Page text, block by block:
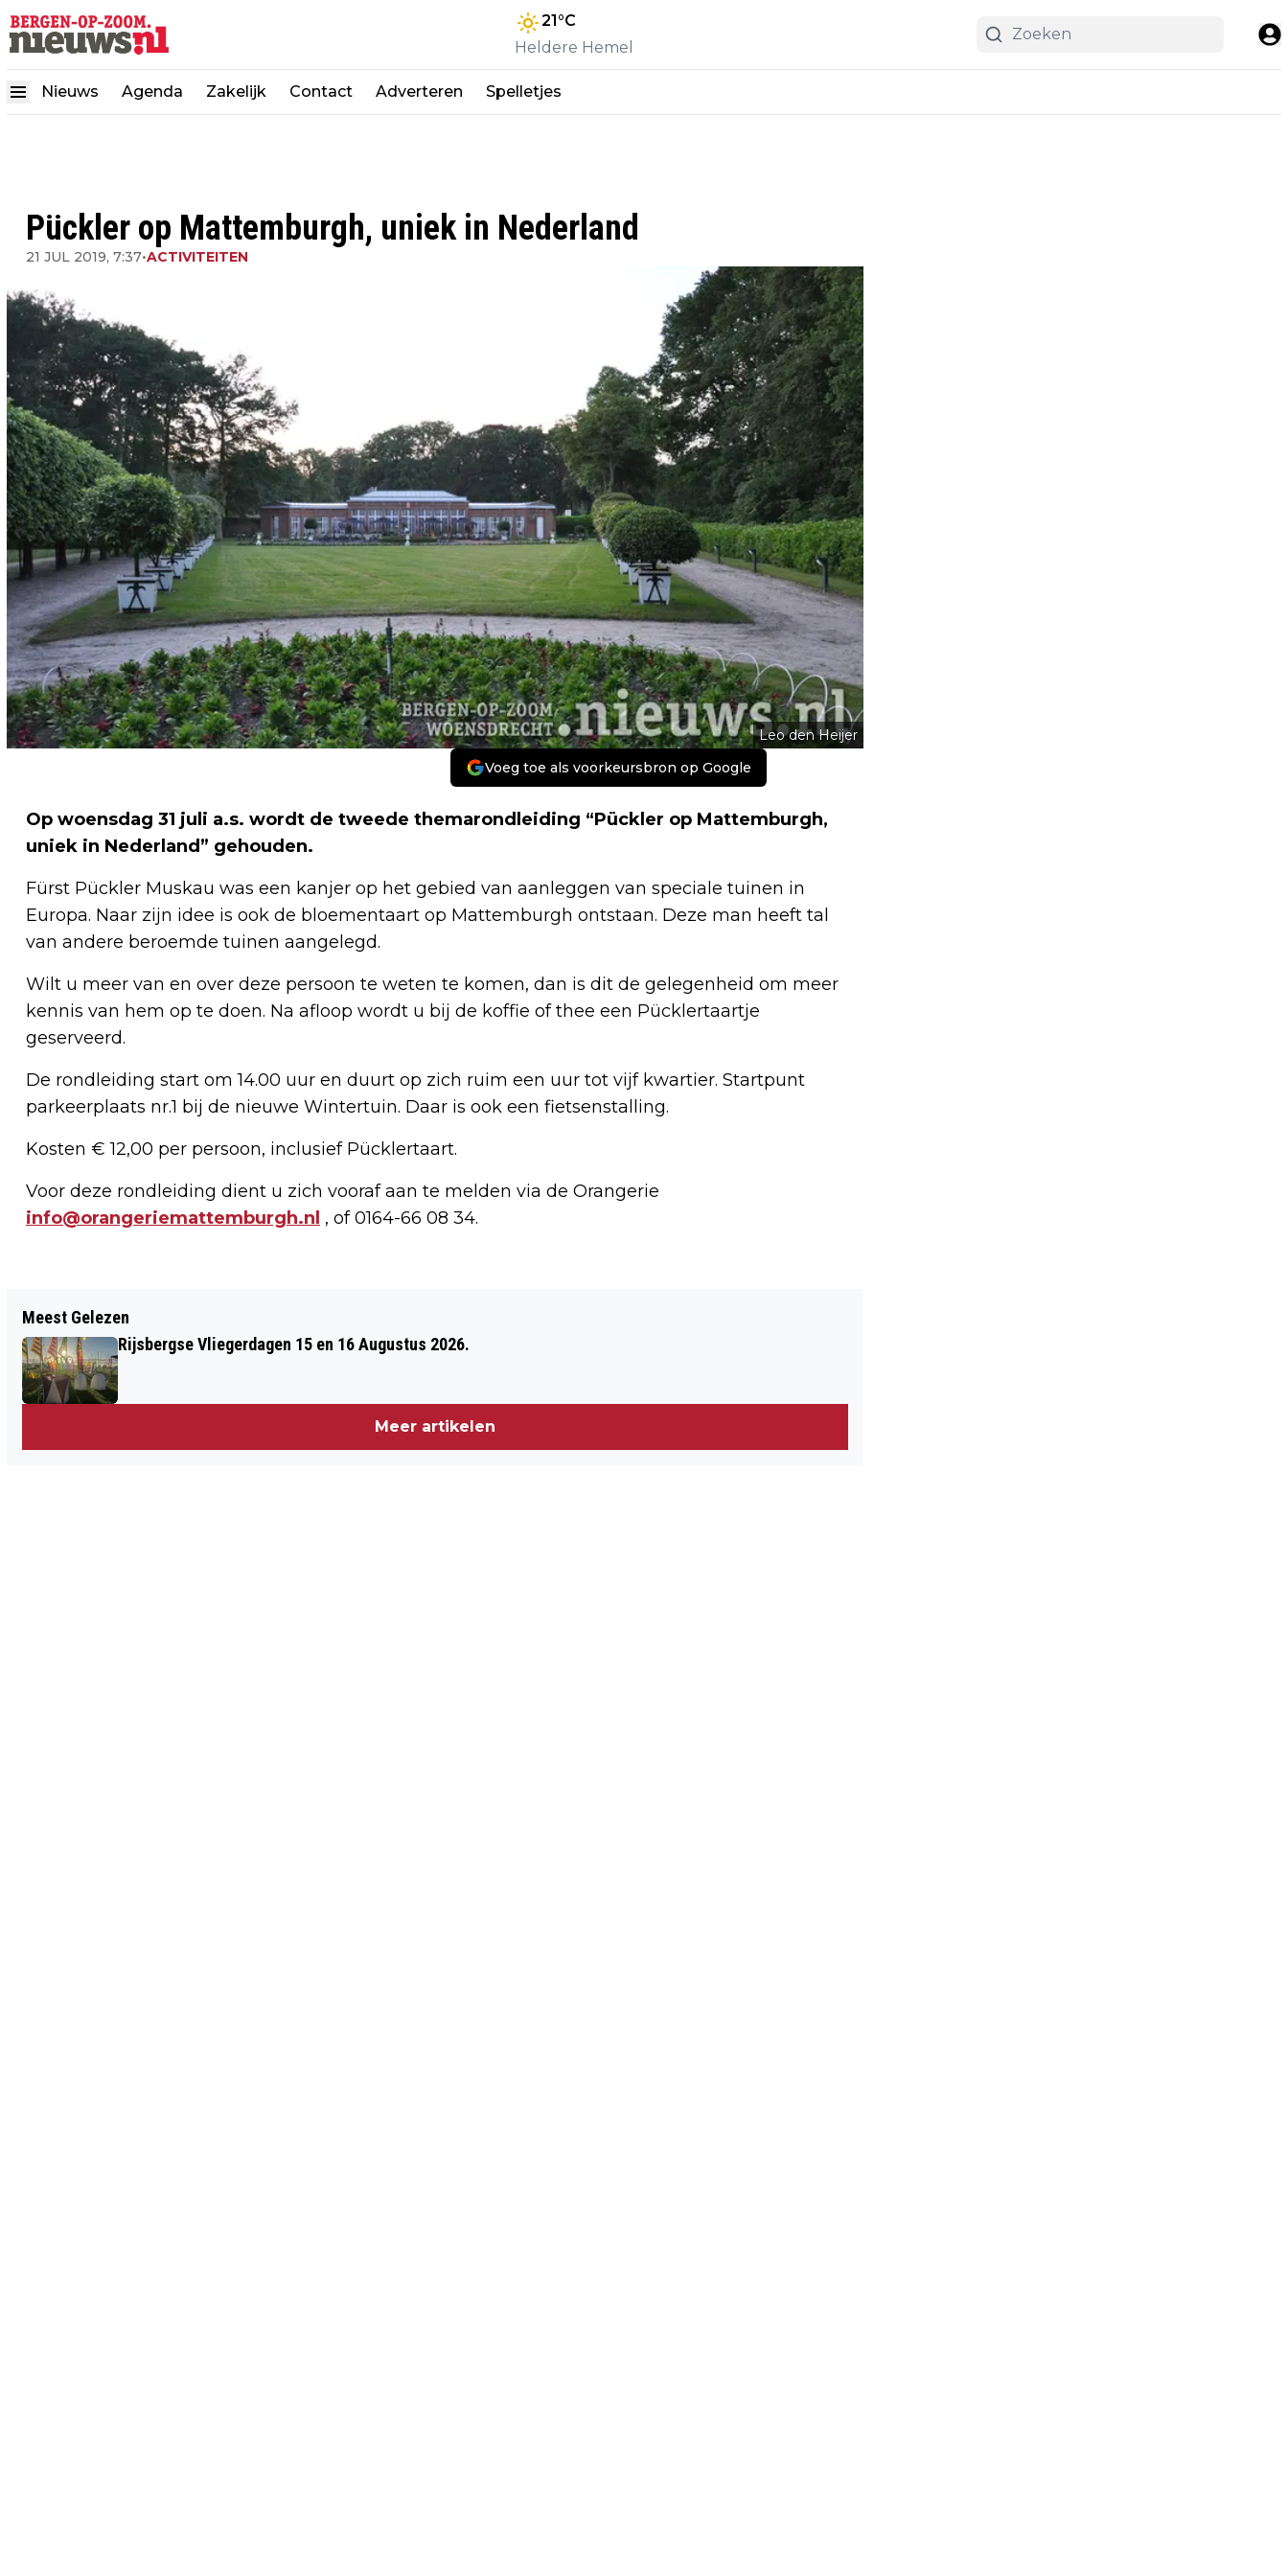
21°C
Heldere Hemel
Nieuws Agenda Zakelijk Contact Adverteren Spelletjes
Pückler op Mattemburgh, uniek in Nederland
21 JUL 2019, 7:37•ACTIVITEITEN
Leo den Heijer
Voeg toe als voorkeursbron op Google
Op woensdag 31 juli a.s. wordt de tweede themarondleiding “Pückler op Mattemburgh,
uniek in Nederland” gehouden.
Fürst Pückler Muskau was een kanjer op het gebied van aanleggen van speciale tuinen in
Europa. Naar zijn idee is ook de bloementaart op Mattemburgh ontstaan. Deze man heeft tal
van andere beroemde tuinen aangelegd.
Wilt u meer van en over deze persoon te weten te komen, dan is dit de gelegenheid om meer
kennis van hem op te doen. Na afloop wordt u bij de koffie of thee een Pücklertaartje
geserveerd.
De rondleiding start om 14.00 uur en duurt op zich ruim een uur tot vijf kwartier. Startpunt
parkeerplaats nr.1 bij de nieuwe Wintertuin. Daar is ook een fietsenstalling.
Kosten € 12,00 per persoon, inclusief Pücklertaart.
Voor deze rondleiding dient u zich vooraf aan te melden via de Orangerie
info@orangeriemattemburgh.nl , of 0164-66 08 34.
FOODSTOET 2019 IN BERGEN OP ZOOM:
ZOMEREDITIE!
KRAAIJENBERG
Meest Gelezen
Rijsbergse Vliegerdagen 15 en 16 Augustus 2026.
Meer artikelen